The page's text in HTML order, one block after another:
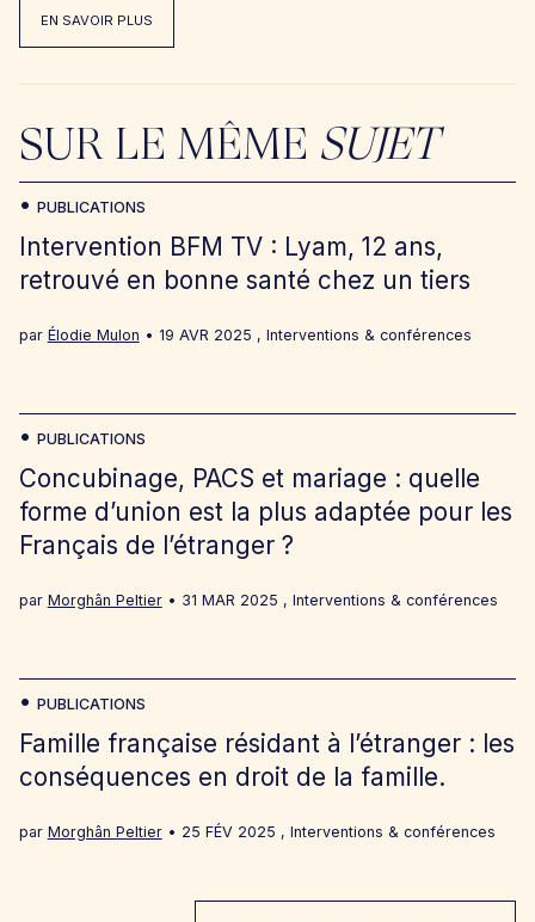
EN SAVOIR PLUS
SUR LE MÊME SUJET
Intervention BFM TV : Lyam, 12 ans,
retrouvé en bonne santé chez un tiers
par Élodie Mulon 19 AVR 2025
PUBLICATIONS
, Interventions & conférences
Concubinage, PACS et mariage : quelle
forme d’union est la plus adaptée pour les
Français de l’étranger ?
par Morghân Peltier 31 MAR 2025
PUBLICATIONS
, Interventions & conférences
Famille française résidant à l’étranger : les
conséquences en droit de la famille.
par Morghân Peltier 25 FÉV 2025
PUBLICATIONS
, Interventions & conférences